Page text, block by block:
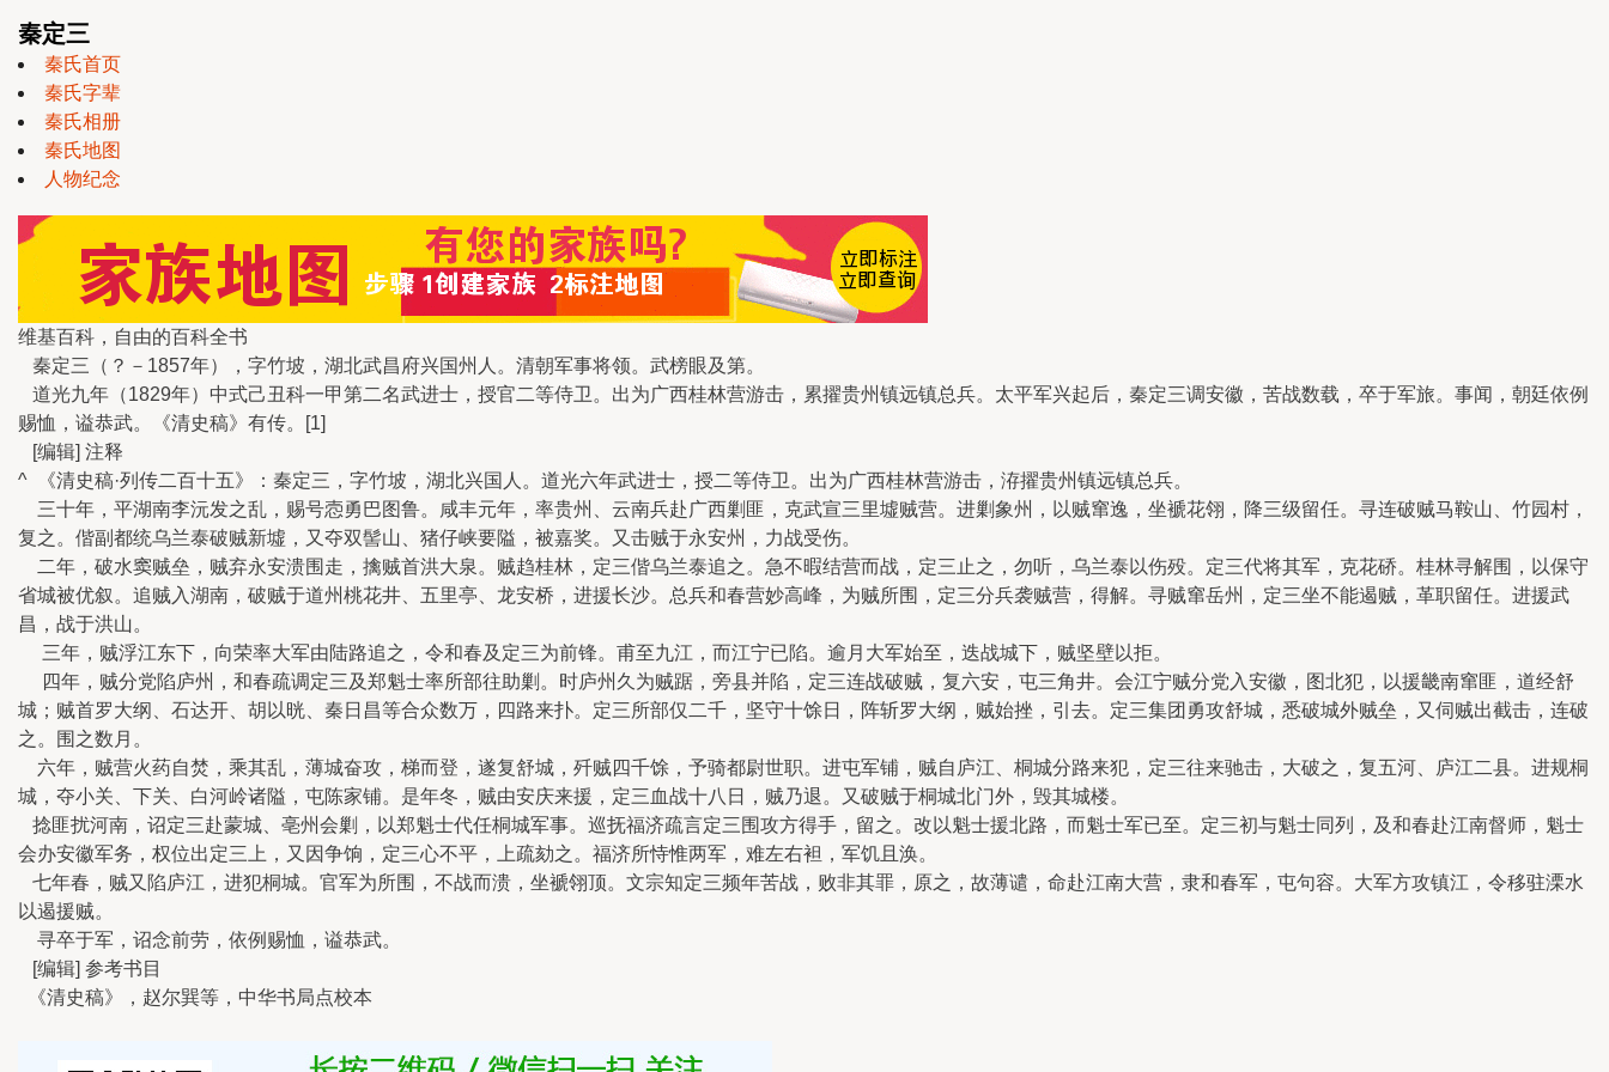
秦定三
秦氏首页
秦氏字辈
秦氏相册
秦氏地图
人物纪念
维基百科，自由的百科全书
秦定三（？－1857年），字竹坡，湖北武昌府兴国州人。清朝军事将领。武榜眼及第。
道光九年（1829年）中式己丑科一甲第二名武进士，授官二等侍卫。出为广西桂林营游击，累擢贵州镇远镇总兵。太平军兴起后，秦定三调安徽，苦战数载，卒于军旅。事闻，朝廷依例
赐恤，谥恭武。《清史稿》有传。[1]
[编辑] 注释
^ 《清史稿·列传二百十五》：秦定三，字竹坡，湖北兴国人。道光六年武进士，授二等侍卫。出为广西桂林营游击，洊擢贵州镇远镇总兵。
三十年，平湖南李沅发之乱，赐号悫勇巴图鲁。咸丰元年，率贵州、云南兵赴广西剿匪，克武宣三里墟贼营。进剿象州，以贼窜逸，坐褫花翎，降三级留任。寻连破贼马鞍山、竹园村，
复之。偕副都统乌兰泰破贼新墟，又夺双髻山、猪仔峡要隘，被嘉奖。又击贼于永安州，力战受伤。
二年，破水窦贼垒，贼弃永安溃围走，擒贼首洪大泉。贼趋桂林，定三偕乌兰泰追之。急不暇结营而战，定三止之，勿听，乌兰泰以伤殁。定三代将其军，克花硚。桂林寻解围，以保守
省城被优叙。追贼入湖南，破贼于道州桃花井、五里亭、龙安桥，进援长沙。总兵和春营妙高峰，为贼所围，定三分兵袭贼营，得解。寻贼窜岳州，定三坐不能遏贼，革职留任。进援武
昌，战于洪山。
三年，贼浮江东下，向荣率大军由陆路追之，令和春及定三为前锋。甫至九江，而江宁已陷。逾月大军始至，迭战城下，贼坚壁以拒。
四年，贼分党陷庐州，和春疏调定三及郑魁士率所部往助剿。时庐州久为贼踞，旁县并陷，定三连战破贼，复六安，屯三角井。会江宁贼分党入安徽，图北犯，以援畿南窜匪，道经舒
城；贼首罗大纲、石达开、胡以晄、秦日昌等合众数万，四路来扑。定三所部仅二千，坚守十馀日，阵斩罗大纲，贼始挫，引去。定三集团勇攻舒城，悉破城外贼垒，又伺贼出截击，连破
之。围之数月。
六年，贼营火药自焚，乘其乱，薄城奋攻，梯而登，遂复舒城，歼贼四千馀，予骑都尉世职。进屯军铺，贼自庐江、桐城分路来犯，定三往来驰击，大破之，复五河、庐江二县。进规桐
城，夺小关、下关、白河岭诸隘，屯陈家铺。是年冬，贼由安庆来援，定三血战十八日，贼乃退。又破贼于桐城北门外，毁其城楼。
捻匪扰河南，诏定三赴蒙城、亳州会剿，以郑魁士代任桐城军事。巡抚福济疏言定三围攻方得手，留之。改以魁士援北路，而魁士军已至。定三初与魁士同列，及和春赴江南督师，魁士
会办安徽军务，权位出定三上，又因争饷，定三心不平，上疏劾之。福济所恃惟两军，难左右袒，军饥且涣。
七年春，贼又陷庐江，进犯桐城。官军为所围，不战而溃，坐褫翎顶。文宗知定三频年苦战，败非其罪，原之，故薄谴，命赴江南大营，隶和春军，屯句容。大军方攻镇江，令移驻溧水
以遏援贼。
寻卒于军，诏念前劳，依例赐恤，谥恭武。
[编辑] 参考书目
《清史稿》，赵尔巽等，中华书局点校本